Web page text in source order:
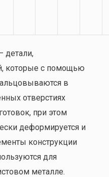
детали,
которые с помощью
в
отверстиях
при этом
деформируется и
конструкции
для
металле.